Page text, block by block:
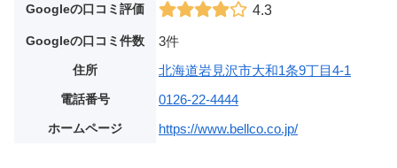
Googleの口コミ評価 4.3
Googleの口コミ件数 3件
住所 北海道岩見沢市大和1条9丁目4-1
電話番号 0126-22-4444
ホームページ https://www.bellco.co.jp/